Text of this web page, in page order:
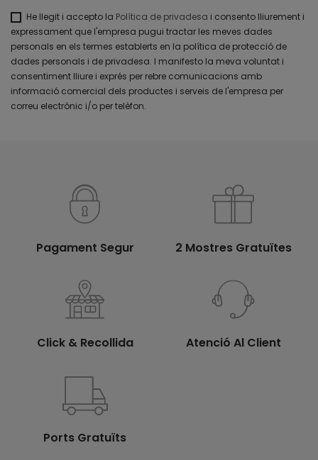
He llegit i accepto la Política de privadesa i consento lliurement i
expressament que l'empresa pugui tractar les meves dades
personals en els termes establerts en la política de protecció de
dades personals i de privadesa. I manifesto la meva voluntat i
consentiment lliure i exprés per rebre comunicacions amb
informació comercial dels productes i serveis de l'empresa per
correu electrònic i/o per telèfon.
Pagament Segur 2 Mostres Gratuïtes
Click & Recollida Atenció Al Client
Ports Gratuïts